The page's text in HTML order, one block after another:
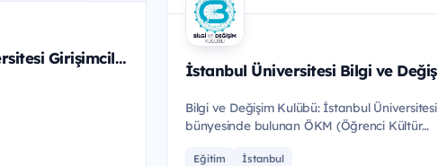
İstanbul Topkapı Üniversitesi Girişimcilik ve İnovasyon Kulübü
Bilgi ve Değişim Kulübü: İstanbul Üniversitesi
bünyesinde bulunan ÖKM (Öğrenci Kültür
Eğitim İstanbul